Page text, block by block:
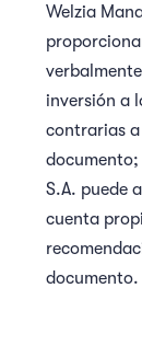
Welzia
inversión a
contrarias a
documento;
S.A. puede
cuenta
documento.